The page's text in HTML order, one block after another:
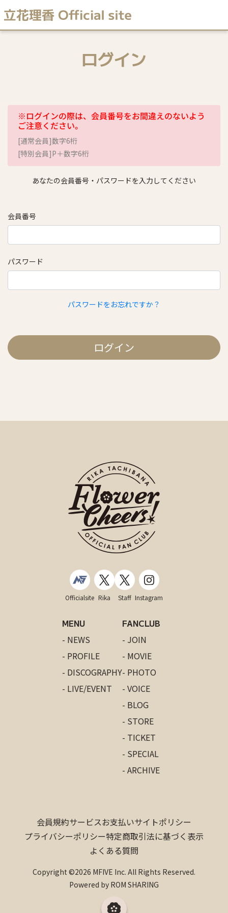
ログイン
※ログインの際は、会員番号をお間違えのないよう
ご注意ください。
[通常会員]数字6桁
[特別会員]P＋数字6桁
あなたの会員番号・パスワードを入力してください
会員番号
パスワード
パスワードをお忘れですか？
ログイン
Officialsite Rika Staff Instagram
MENU
- NEWS
- PROFILE
- DISCOGRAPHY
- LIVE/EVENT
FANCLUB
- JOIN
- MOVIE
- PHOTO
- VOICE
- BLOG
- STORE
- TICKET
- SPECIAL
- ARCHIVE
会員規約サービスお支払いサイトポリシー
プライバシーポリシー特定商取引法に基づく表示
よくある質問
Copyright ©2026 MFIVE Inc. All Rights Reserved.
Powered by ROM SHARING